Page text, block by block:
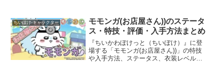
しています。
ちいぽけ-キャラクター
モモンガ(お店屋さん))のステータ
ス・特技・評価・入手方法まとめ
『ちいかわぽけっと（ちいぽけ）』に登
場する「モモンガ(お店屋さん))」の特技
や入手方法、ステータス、衣装レベルア